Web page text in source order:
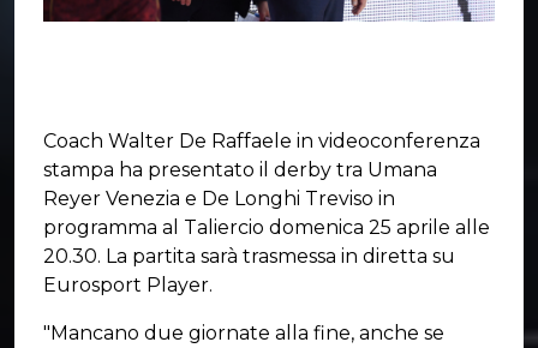
Coach Walter De Raffaele in videoconferenza
stampa ha presentato il derby tra Umana
Reyer Venezia e De Longhi Treviso in
programma al Taliercio domenica 25 aprile alle
20.30. La partita sarà trasmessa in diretta su
Eurosport Player.
"Mancano due giornate alla fine, anche se